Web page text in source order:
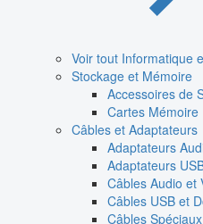
Voir tout Informatique
Stockage et Mémoire
Accessoires de
Cartes Mémoire
Câbles et Adaptateurs
Adaptateurs
Adaptateurs
Câbles Audio et
Câbles USB et
Câbles